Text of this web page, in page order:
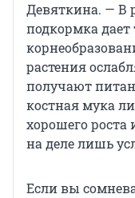
Девяткина. — В
подкормка дает
растения
получают
костная мука
хорошего
на деле лишь
Если вы